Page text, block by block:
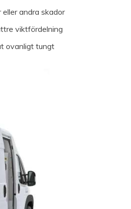
andra skador
viktfördelning
ovanligt tungt